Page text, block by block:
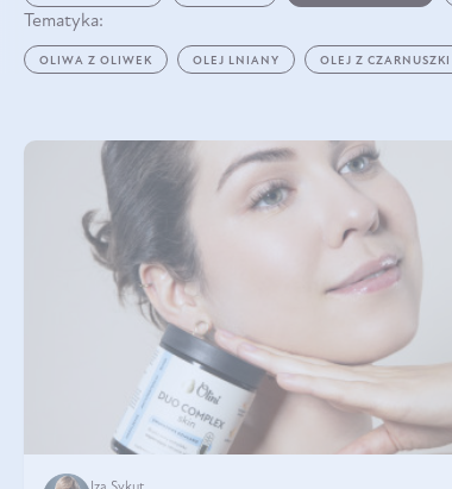
Tematyka:
OLIWA Z OLIWEK OLEJ LNIANY OLEJ Z CZARNUSZKI